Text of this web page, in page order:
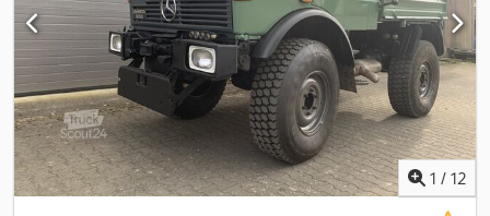
velocidades: Automática - Easy Drive (sistema de tração
hidrostática) Norma Euro: 6 Depósito de diesel: 1 Capacidade do
depósito: 200 L Rádio: ? Travão de tambor: ? Dodpfx Afsyuncus
Reck ABS: ? Travão motor: ? Dimensão dos pneus: 385/65R22,5 -
385/65R22,5 Percentagem de piso restante: 60% - 70%
Suspensão dianteira: Parabólica Suspensão traseira: Parabólica
Distância entre eixos: 3150 mm Caixa de ferramentas: ? Sistema
hidráulico: ? Peso total: 11950 kg Peso líquido: 6600 kg
Capacidade de carga: 5350 kg Comprimento interno: 2382 mm
1 / 12